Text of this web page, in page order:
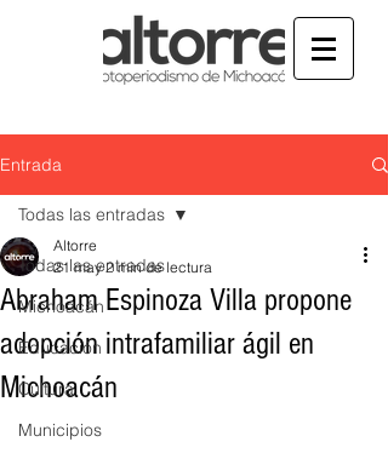
Entrada
Todas las entradas
Michoacán
Educación
Cultura
Municipios
Todas las entradas
Abraham Espinoza Villa propone
adopción intrafamiliar ágil en
Michoacán
Altorre
21 may 2 min de lectura